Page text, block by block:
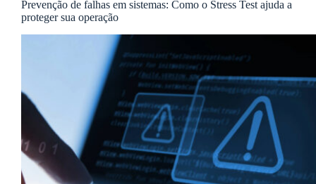
Prevenção de falhas em sistemas: Como o Stress Test ajuda a
proteger sua operação